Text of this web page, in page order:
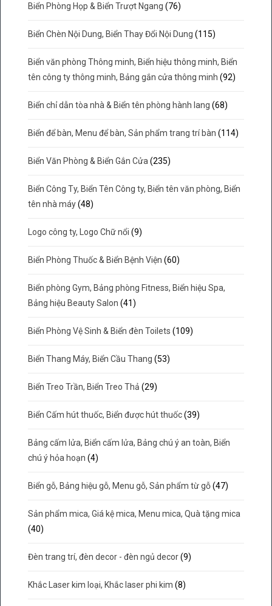
Biển Phòng Họp & Biển Trượt Ngang (76)
Biển Chèn Nội Dung, Biển Thay Đổi Nội Dung (115)
Biển văn phòng Thông minh, Biển hiệu thông minh, Biển
tên công ty thông minh, Bảng gắn cửa thông minh (92)
Biển chỉ dẫn tòa nhà & Biển tên phòng hành lang (68)
Biển để bàn, Menu để bàn, Sản phẩm trang trí bàn (114)
Biển Văn Phòng & Biển Gắn Cửa (235)
Biển Công Ty, Biển Tên Công ty, Biển tên văn phòng, Biển
tên nhà máy (48)
Logo công ty, Logo Chữ nổi (9)
Biển Phòng Thuốc & Biển Bệnh Viện (60)
Biển phòng Gym, Bảng phòng Fitness, Biển hiệu Spa,
Bảng hiệu Beauty Salon (41)
Biển Phòng Vệ Sinh & Biển đèn Toilets (109)
Biển Thang Máy, Biển Cầu Thang (53)
Biển Treo Trần, Biển Treo Thả (29)
Biển Cấm hút thuốc, Biển được hút thuốc (39)
Bảng cấm lửa, Biển cấm lửa, Bảng chú ý an toàn, Biển
chú ý hỏa hoạn (4)
Biển gỗ, Bảng hiệu gỗ, Menu gỗ, Sản phẩm từ gỗ (47)
Sản phẩm mica, Giá kệ mica, Menu mica, Quà tặng mica
(40)
Đèn trang trí, đèn decor - đèn ngủ decor (9)
Khắc Laser kim loại, Khắc laser phi kim (8)